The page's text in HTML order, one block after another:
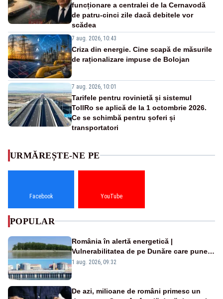
funcționare a centralei de la Cernavodă
de patru-cinci zile dacă debitele vor
scădea
7 aug. 2026, 10:43
Criza din energie. Cine scapă de măsurile
de raționalizare impuse de Bolojan
7 aug. 2026, 10:01
Tarifele pentru rovinietă și sistemul
TollRo se aplică de la 1 octombrie 2026.
Ce se schimbă pentru șoferi și
transportatori
URMĂREȘTE-NE PE
Facebook YouTube
POPULAR
România în alertă energetică |
Vulnerabilitatea de pe Dunăre care pune
în pericol Centrala Cernavodă era
1 aug. 2026, 09:32
De azi, milioane de români primesc un